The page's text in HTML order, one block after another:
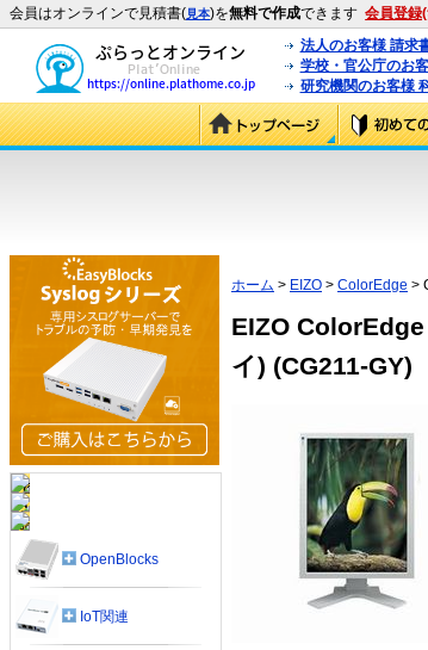
会員はオンラインで見積書(見本)を無料で作成できます 会員登録
法人のお客様 請求
学校・官公庁のお
研究機関のお客様
ホーム > EIZO > ColorEdge >
EIZO
イ) (CG211-GY)
OpenBlocks
IoT関連